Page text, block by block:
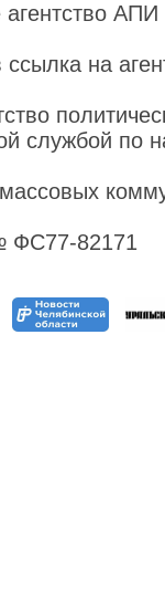
на
службой по
ФС77-82171